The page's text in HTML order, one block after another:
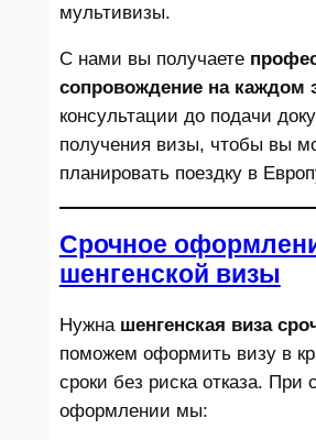
мультивизы.
С нами вы получаете
сопровождение на каждом
консультации до подачи
получения визы, чтобы вы
планировать поездку в
Срочное
шенгенской визы
Нужна шенгенская виза
поможем оформить визу в
сроки без риска отказа. При
оформлении мы: